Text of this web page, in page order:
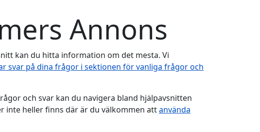
Annons
kan du hitta information om det mesta. Vi
svar på dina frågor i sektionen för vanliga frågor och
och svar kan du navigera bland hjälpavsnitten
inte heller finns där är du välkommen attanvända